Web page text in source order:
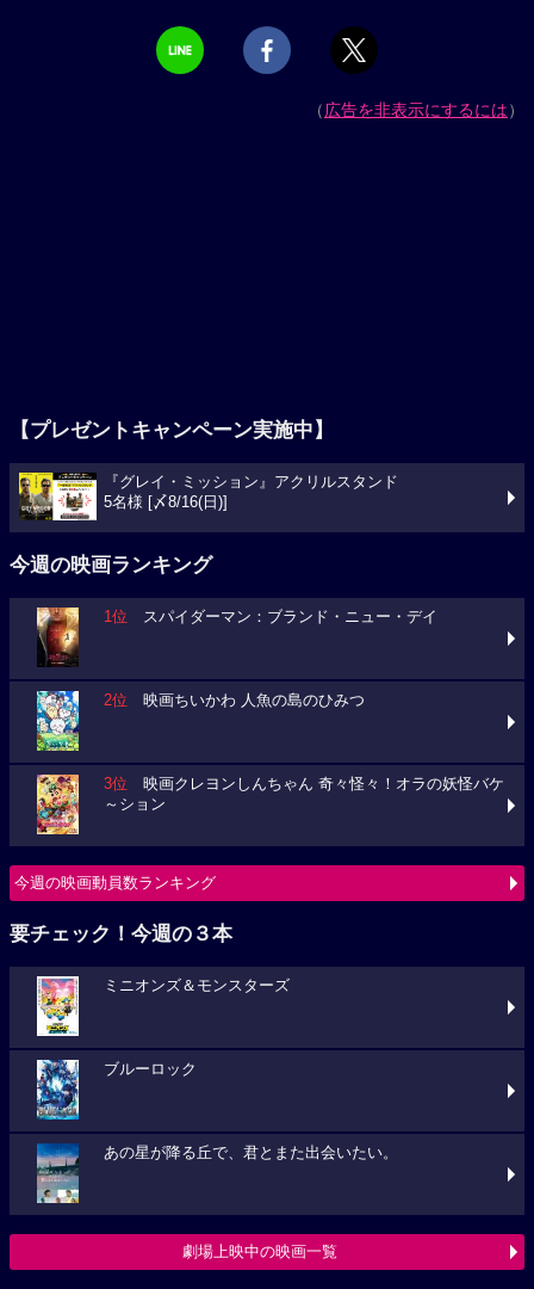
（広告を非表示にするには）
【プレゼントキャンペーン実施中】
『グレイ・ミッション』アクリルスタンド
5名様 [〆8/16(日)]
今週の映画ランキング
1位 スパイダーマン：ブランド・ニュー・デイ
2位 映画ちいかわ 人魚の島のひみつ
3位 映画クレヨンしんちゃん 奇々怪々！オラの妖怪バケ
～ション
今週の映画動員数ランキング
要チェック！今週の３本
ミニオンズ＆モンスターズ
ブルーロック
あの星が降る丘で、君とまた出会いたい。
劇場上映中の映画一覧